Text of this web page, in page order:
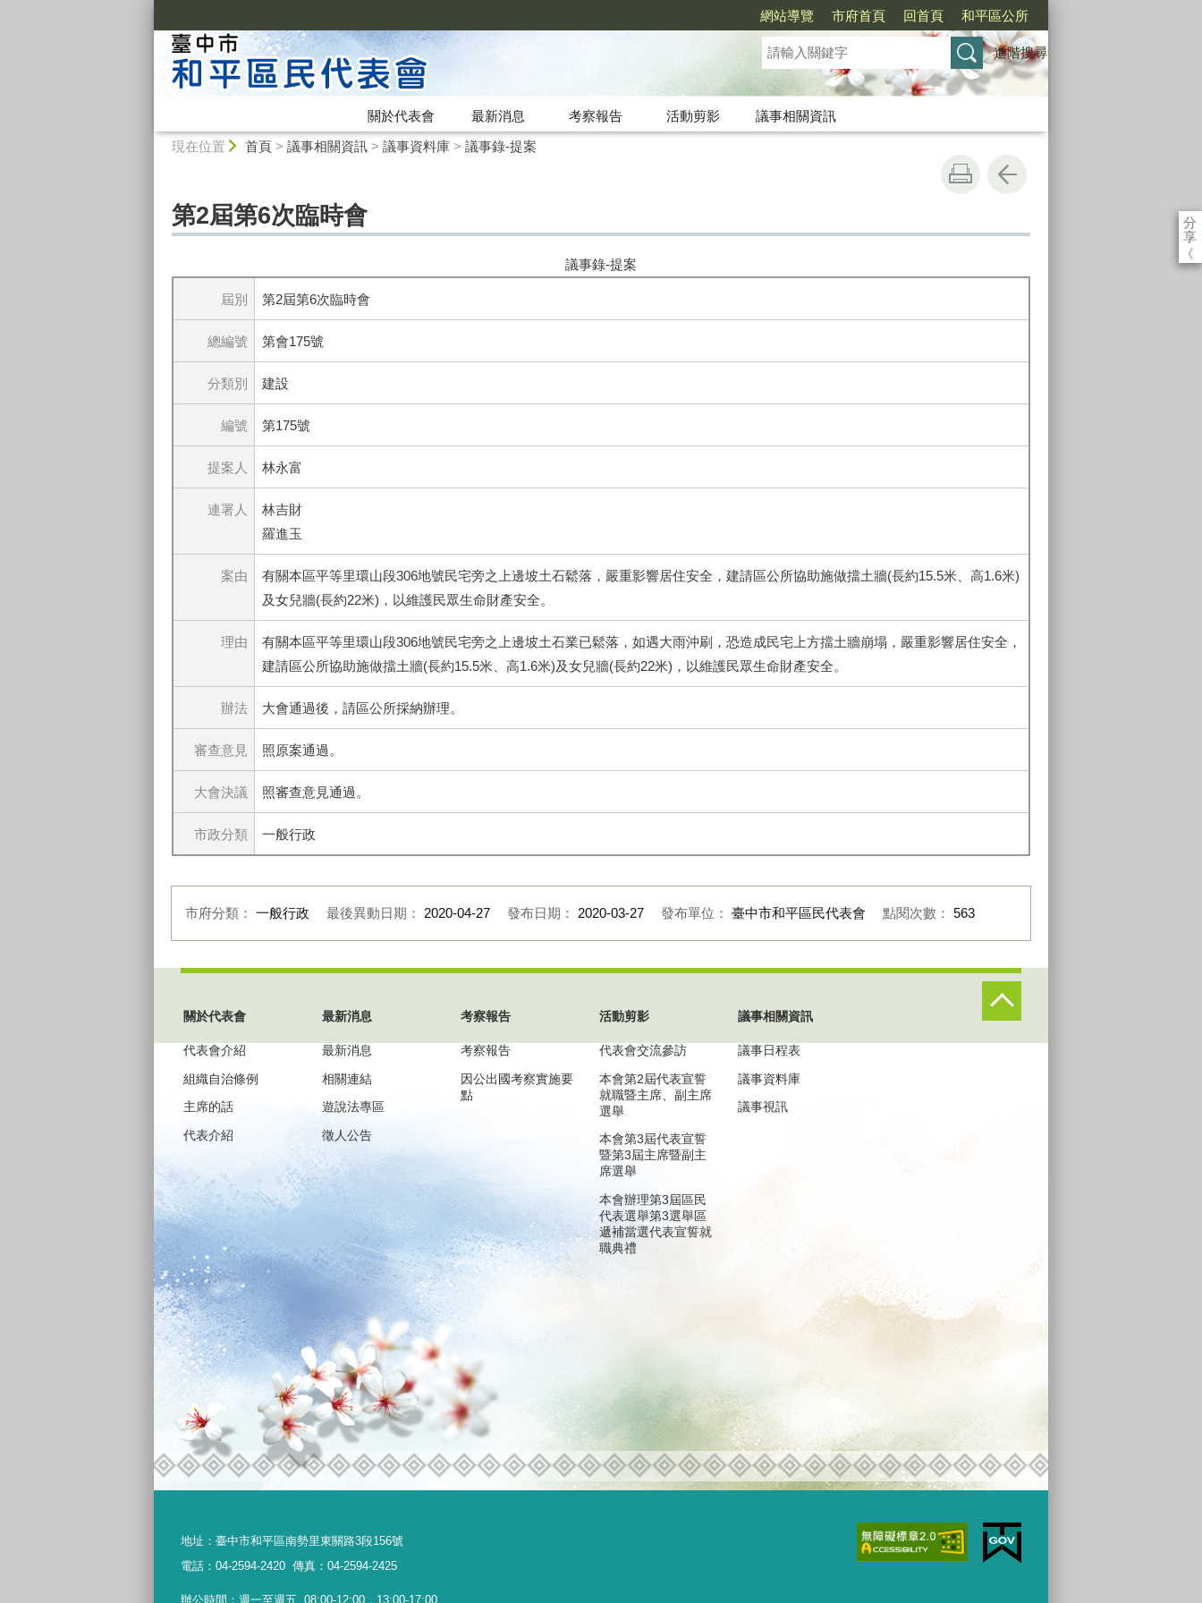
網站導覽 市府首頁 回首頁 和平區公所
進階搜尋
關於代表會 最新消息 考察報告 活動剪影
議事相關資訊
現在位置 首頁> 議事相關資訊> 議事資料庫> 議事錄-提案
分
享
《
第2屆第6次臨時會
議事錄-提案
屆別 第2屆第6次臨時會
總編號 第會175號
分類別 建設
編號 第175號
提案人 林永富
連署人
林吉財
羅進玉
案由
有關本區平等里環山段306地號民宅旁之上邊坡土石鬆落，嚴重影響居住安全，建請區公所協助施做擋土牆(長約15.5米、高1.6米)
及女兒牆(長約22米)，以維護民眾生命財產安全。
理由
有關本區平等里環山段306地號民宅旁之上邊坡土石業已鬆落，如遇大雨沖刷，恐造成民宅上方擋土牆崩塌，嚴重影響居住安全，
建請區公所協助施做擋土牆(長約15.5米、高1.6米)及女兒牆(長約22米)，以維護民眾生命財產安全。
辦法 大會通過後，請區公所採納辦理。
審查意見 照原案通過。
大會決議 照審查意見通過。
市政分類 一般行政
市府分類： 一般行政 最後異動日期： 2020-04-27 發布日期： 2020-03-27 發布單位： 臺中市和平區民代表會 點閱次數： 563
關於代表會
代表會介紹
組織自治條例
主席的話
代表介紹
最新消息
最新消息
相關連結
遊說法專區
徵人公告
考察報告
考察報告
因公出國考察實施要
點
活動剪影
代表會交流參訪
本會第2屆代表宣誓
就職暨主席、副主席
選舉
本會第3屆代表宣誓
暨第3屆主席暨副主
席選舉
本會辦理第3屆區民
代表選舉第3選舉區
遞補當選代表宣誓就
職典禮
議事相關資訊
議事日程表
議事資料庫
議事視訊
地址： 臺中市和平區南勢里東關路3段156號
電話：04-2594-2420 傳真：04-2594-2425
辦公時間：週一至週五 08:00-12:00，13:00-17:00